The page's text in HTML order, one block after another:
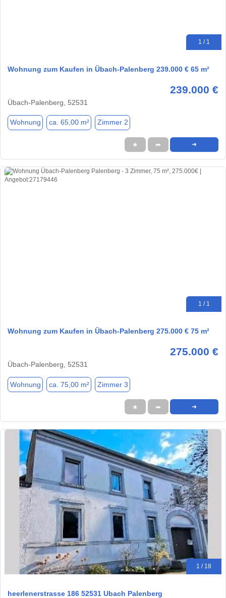
1 / 1
Wohnung zum Kaufen in Übach-Palenberg 239.000 € 65 m²
239.000 €
Übach-Palenberg, 52531
Wohnung ca. 65,00 m² Zimmer 2
★ ➦ ➜
1 / 1
Wohnung zum Kaufen in Übach-Palenberg 275.000 € 75 m²
275.000 €
Übach-Palenberg, 52531
Wohnung ca. 75,00 m² Zimmer 3
★ ➦ ➜
1 / 18
heerlenerstrasse 186 52531 Ubach Palenberg